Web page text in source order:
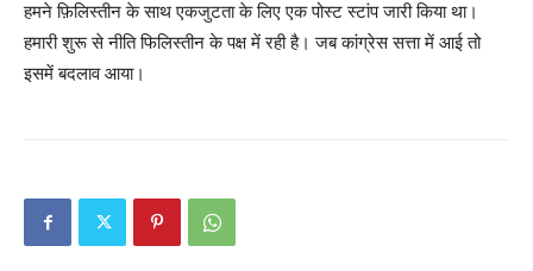
हमने फ़िलिस्तीन के साथ एकजुटता के लिए एक पोस्ट स्टांप जारी किया था।
हमारी शुरू से नीति फिलिस्तीन के पक्ष में रही है। जब कांग्रेस सत्ता में आई तो
इसमें बदलाव आया।